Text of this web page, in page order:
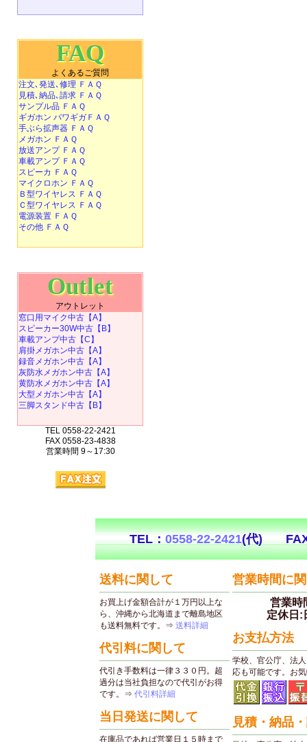
FAQ
よくあるご質問
注文､発送､修理 ＦＡＱ
見積､納品､請求 ＦＡＱ
サンプル品 ＦＡＱ
ギガホン パワギガＦＡＱ
手ぶら拡声器 ＦＡＱ
メガホン ＦＡＱ
放送アンプ ＦＡＱ
車載アンプ ＦＡＱ
スピーカ ＦＡＱ
マイクロホン ＦＡＱ
Ｂ型ワイヤレス ＦＡＱ
Ｃ型ワイヤレス ＦＡＱ
電源装置 ＦＡＱ
その他 ＦＡＱ
Outlet
アウトレット
窓口用マイク中古【A】
スピーカー30W中古【B】
車載アンプ中古【C】
肩掛メガホン中古【A】
録音メガホン中古【A】
灰防水メガホン中古【A】
黄防水メガホン中古【A】
大型メガホン中古【A】
三脚スタンド中古【B】
TEL 0558-22-2421
FAX 0558-23-4838
営業時間 9～17:30